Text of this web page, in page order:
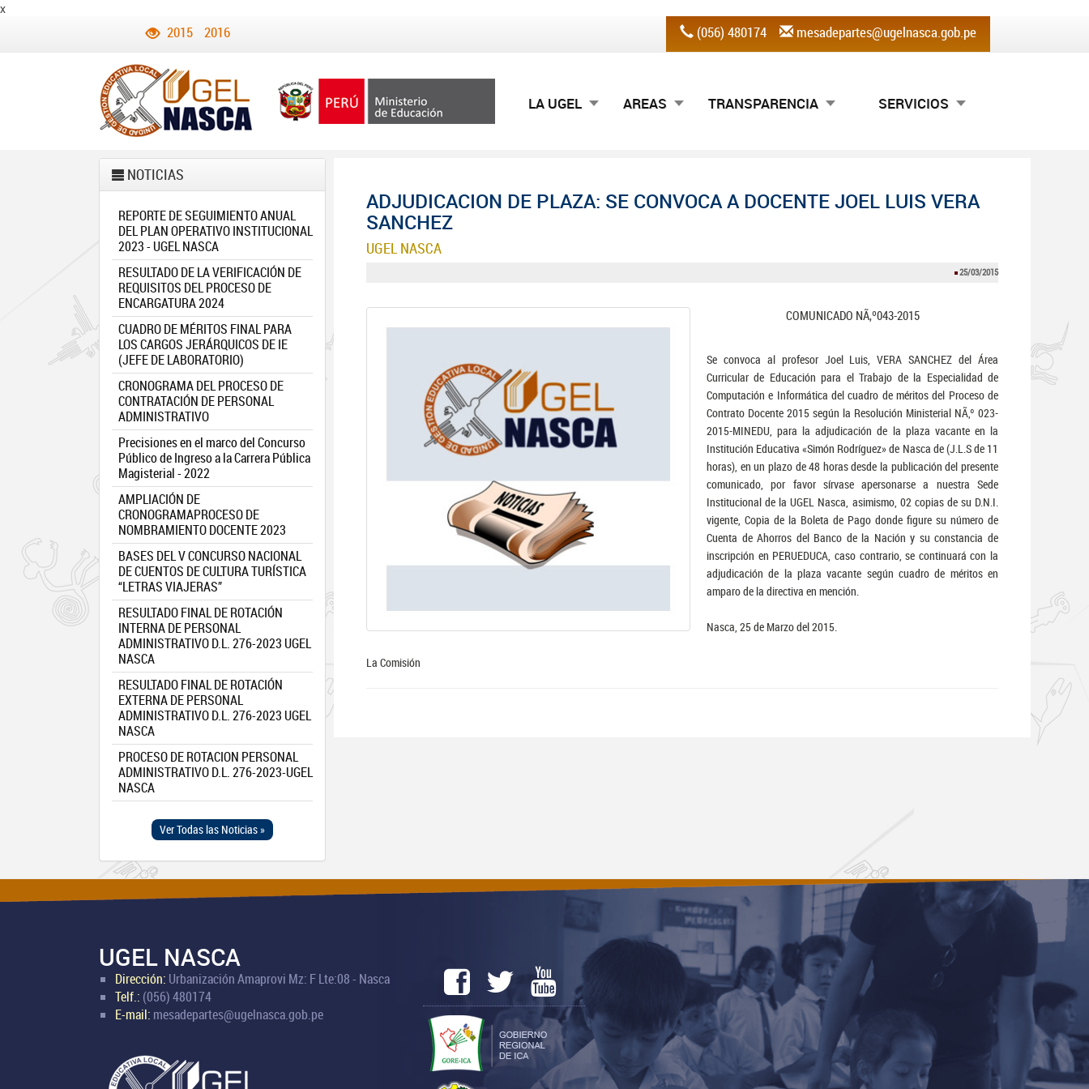
x
2015 2016 (056) 480174 mesadepartes@ugelnasca.gob.pe
LA UGEL AREAS TRANSPARENCIA SERVICIOS
NOTICIAS
REPORTE DE SEGUIMIENTO ANUAL
DEL PLAN OPERATIVO INSTITUCIONAL
2023 - UGEL NASCA
RESULTADO DE LA VERIFICACIÓN DE
REQUISITOS DEL PROCESO DE
ENCARGATURA 2024
CUADRO DE MÉRITOS FINAL PARA
LOS CARGOS JERÁRQUICOS DE IE
(JEFE DE LABORATORIO)
CRONOGRAMA DEL PROCESO DE
CONTRATACIÓN DE PERSONAL
ADMINISTRATIVO
Precisiones en el marco del Concurso
Público de Ingreso a la Carrera Pública
Magisterial - 2022
AMPLIACIÓN DE
CRONOGRAMAPROCESO DE
NOMBRAMIENTO DOCENTE 2023
BASES DEL V CONCURSO NACIONAL
DE CUENTOS DE CULTURA TURÍSTICA
“LETRAS VIAJERAS”
RESULTADO FINAL DE ROTACIÓN
INTERNA DE PERSONAL
ADMINISTRATIVO D.L. 276-2023 UGEL
NASCA
RESULTADO FINAL DE ROTACIÓN
EXTERNA DE PERSONAL
ADMINISTRATIVO D.L. 276-2023 UGEL
NASCA
PROCESO DE ROTACION PERSONAL
ADMINISTRATIVO D.L. 276-2023-UGEL
NASCA
Ver Todas las Noticias »
ADJUDICACION DE PLAZA: SE CONVOCA A DOCENTE JOEL LUIS VERA
SANCHEZ
UGEL NASCA
25/03/2015
COMUNICADO NÃ‚º043-2015
Se convoca al profesor Joel Luis, VERA SANCHEZ del Área
Curricular de Educación para el Trabajo de la Especialidad de
Computación e Informática del cuadro de méritos del Proceso de
Contrato Docente 2015 según la Resolución Ministerial NÃ‚º 023-
2015-MINEDU, para la adjudicación de la plaza vacante en la
Institución Educativa «Simón Rodríguez» de Nasca de (J.L.S de 11
horas), en un plazo de 48 horas desde la publicación del presente
comunicado, por favor sírvase apersonarse a nuestra Sede
Institucional de la UGEL Nasca, asimismo, 02 copias de su D.N.I.
vigente, Copia de la Boleta de Pago donde figure su número de
Cuenta de Ahorros del Banco de la Nación y su constancia de
inscripción en PERUEDUCA, caso contrario, se continuará con la
adjudicación de la plaza vacante según cuadro de méritos en
amparo de la directiva en mención.
Nasca, 25 de Marzo del 2015.
La Comisión
UGEL NASCA
Dirección: Urbanización Amaprovi Mz: F Lte:08 - Nasca
Telf.: (056) 480174
E-mail: mesadepartes@ugelnasca.gob.pe